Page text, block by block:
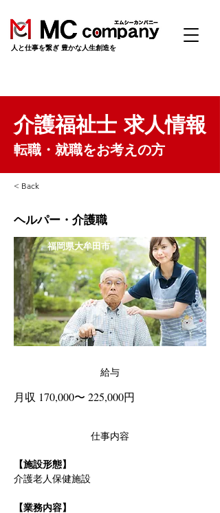
​人と仕事を繋ぎ 豊かな人生創造を
介護福祉士 求人情報
転職・就職をお考えの方
< Back
ヘルパー・介護職
福岡県大牟田市
給与
月収 170,000〜 225,000円
仕事内容
【施設形態】
介護老人保健施設
【業務内容】